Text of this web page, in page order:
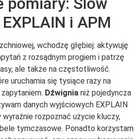
i APM
wchodzę głębiej: aktywuję
z rozsądnym progiem i patrzę
ale także na częstotliwość.
uruchamia się tysiące razy na
Dźwignia niż pojedyncza
danych wyjściowych EXPLAIN
rozpoznać użycie kluczy,
tymczasowe. Ponadto korzystam